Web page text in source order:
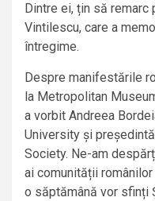
Dintre ei, țin să
Vintilescu, care a
întregime.
Despre manifestările
la Metropolitan
a vorbit Andreea
University și președintă
Society. Ne-am
ai comunității
o săptămână vor sfinți